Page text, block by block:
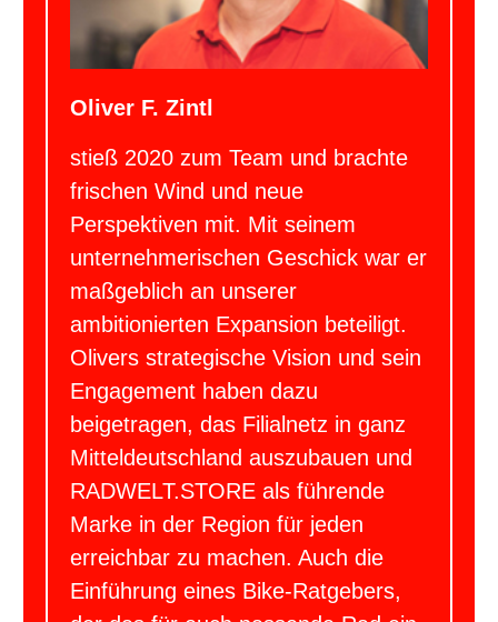
Oliver F. Zintl
stieß 2020 zum Team und brachte
frischen Wind und neue
Perspektiven mit. Mit seinem
unternehmerischen Geschick war er
maßgeblich an unserer
ambitionierten Expansion beteiligt.
Olivers strategische Vision und sein
Engagement haben dazu
beigetragen, das Filialnetz in ganz
Mitteldeutschland auszubauen und
RADWELT.STORE als führende
Marke in der Region für jeden
erreichbar zu machen. Auch die
Einführung eines Bike-Ratgebers,